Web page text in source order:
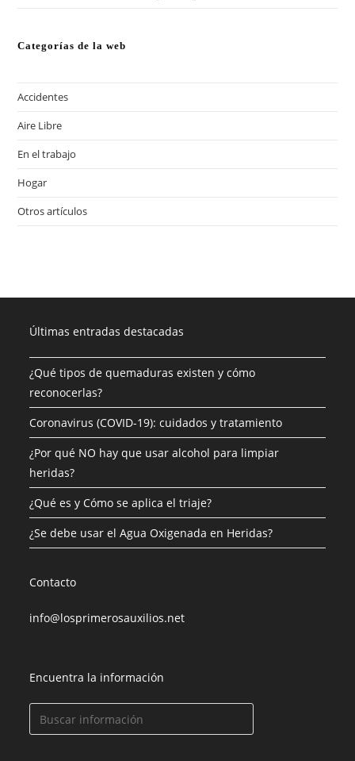
Categorías de la web
Accidentes
Aire Libre
En el trabajo
Hogar
Otros artículos
Últimas entradas destacadas
¿Qué tipos de quemaduras existen y cómo
reconocerlas?
Coronavirus (COVID-19): cuidados y tratamiento
¿Por qué NO hay que usar alcohol para limpiar
heridas?
¿Qué es y Cómo se aplica el triaje?
¿Se debe usar el Agua Oxigenada en Heridas?
Contacto
info@losprimerosauxilios.net
Encuentra la información